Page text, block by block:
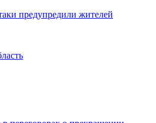
предупредили жителей